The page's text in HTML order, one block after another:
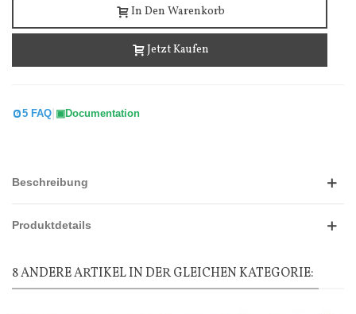
In Den Warenkorb
Jetzt Kaufen
5 FAQ Documentation
Beschreibung
Produktdetails
8 ANDERE ARTIKEL IN DER GLEICHEN KATEGORIE: